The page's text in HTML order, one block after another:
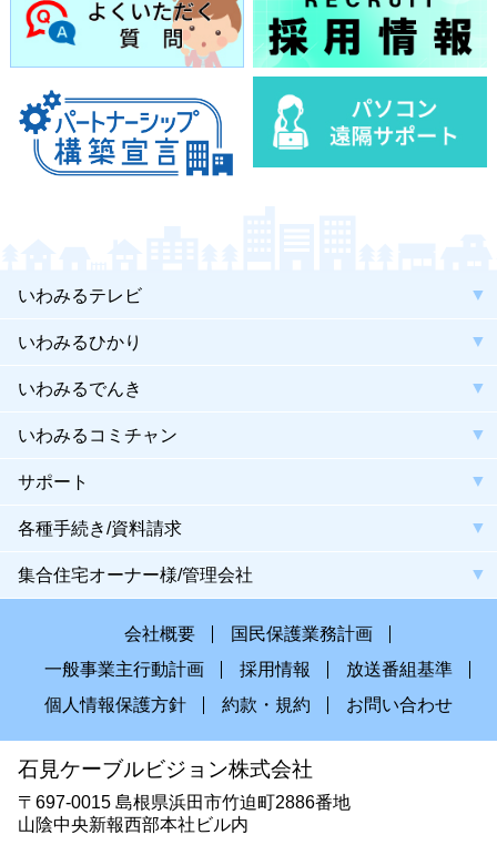
いわみるテレビ
いわみるひかり
いわみるでんき
いわみるコミチャン
サポート
各種手続き/資料請求
集合住宅オーナー様/管理会社
会社概要
国民保護業務計画
一般事業主行動計画
採用情報
放送番組基準
個人情報保護方針
約款・規約 お問い合わせ
石見ケーブルビジョン株式会社
〒697-0015 島根県浜田市竹迫町2886番地
山陰中央新報西部本社ビル内